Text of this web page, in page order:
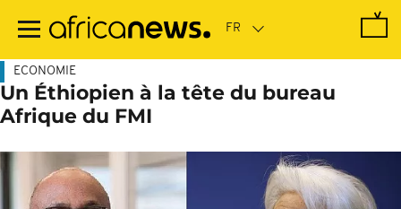
contenu
ECONOMIE
Un Éthiopien à la tête du bureau
Afrique du FMI